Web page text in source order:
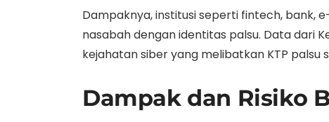
Dampaknya, institusi seperti fintech, bank,
nasabah dengan identitas palsu. Data dari
kejahatan siber yang melibatkan KTP palsu
Dampak dan Risiko